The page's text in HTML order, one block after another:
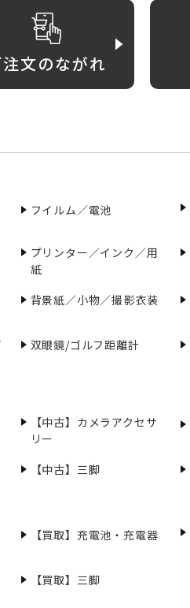
注文のながれ
フイルム／電池
プリンター／インク／用
紙
背景紙／小物／撮影衣装
双眼鏡/ゴルフ距離計
【中古】カメラアクセサ
リー
【中古】三脚
【買取】充電池・充電器
【買取】三脚